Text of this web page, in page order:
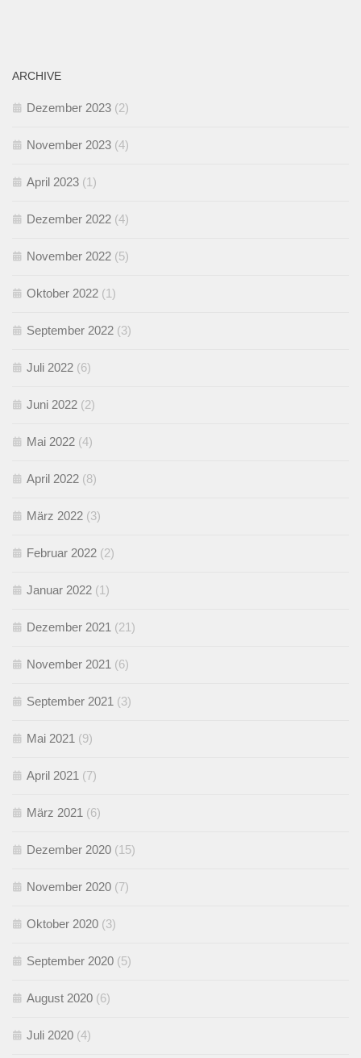
ARCHIVE
Dezember 2023 (2)
November 2023 (4)
April 2023 (1)
Dezember 2022 (4)
November 2022 (5)
Oktober 2022 (1)
September 2022 (3)
Juli 2022 (6)
Juni 2022 (2)
Mai 2022 (4)
April 2022 (8)
März 2022 (3)
Februar 2022 (2)
Januar 2022 (1)
Dezember 2021 (21)
November 2021 (6)
September 2021 (3)
Mai 2021 (9)
April 2021 (7)
März 2021 (6)
Dezember 2020 (15)
November 2020 (7)
Oktober 2020 (3)
September 2020 (5)
August 2020 (6)
Juli 2020 (4)